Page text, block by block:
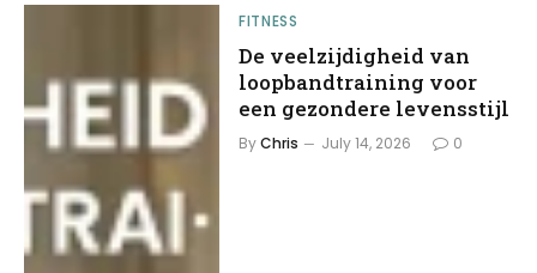
FITNESS
De veelzijdigheid van
loopbandtraining voor
een gezondere levensstijl
ByChris July 14, 2026 0